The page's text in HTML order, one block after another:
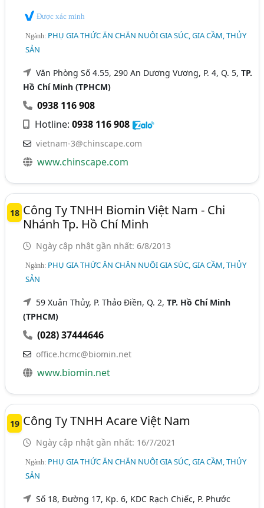
Được xác minh
Ngành: PHỤ GIA THỨC ĂN CHĂN NUÔI GIA SÚC, GIA CẦM, THỦY
SẢN
Văn Phòng Số 4.55, 290 An Dương Vương, P. 4, Q. 5,TP.
Hồ Chí Minh (TPHCM)
0938 116 908
Hotline:0938 116 908
vietnam-3@chinscape.com
www.chinscape.com
18 Công Ty TNHH Biomin Việt Nam - Chi
Nhánh Tp. Hồ Chí Minh
Ngày cập nhật gần nhất: 6/8/2013
Ngành: PHỤ GIA THỨC ĂN CHĂN NUÔI GIA SÚC, GIA CẦM, THỦY
SẢN
59 Xuân Thủy, P. Thảo Điền, Q. 2,TP. Hồ Chí Minh
(TPHCM)
(028) 37444646
office.hcmc@biomin.net
www.biomin.net
19 Công Ty TNHH Acare Việt Nam
Ngày cập nhật gần nhất: 16/7/2021
Ngành: PHỤ GIA THỨC ĂN CHĂN NUÔI GIA SÚC, GIA CẦM, THỦY
SẢN
Số 18, Đường 17, Kp. 6, KDC Rạch Chiếc, P. Phước